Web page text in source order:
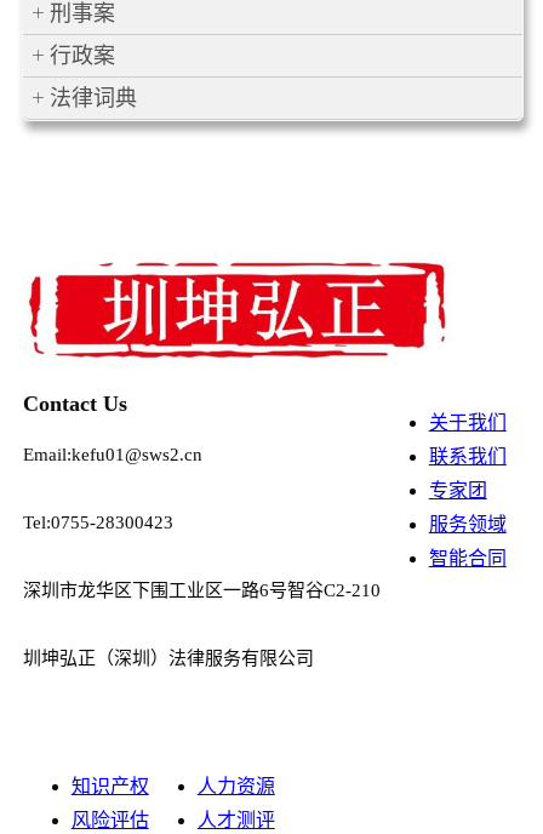
刑事案
行政案
法律词典
Contact Us
Email:kefu01@sws2.cn
Tel:0755-28300423
深圳市龙华区下围工业区一路6号智谷C2-210
圳坤弘正（深圳）法律服务有限公司
关于我们
联系我们
专家团
服务领域
智能合同
知识产权
风险评估
人力资源
人才测评